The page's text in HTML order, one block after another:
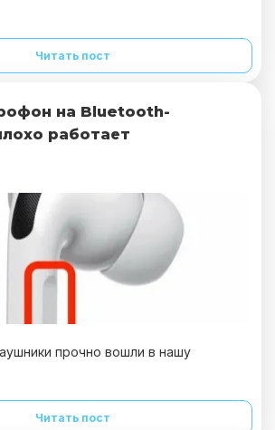
Читать пост
на Bluetooth-
работает
прочно вошли в нашу
Читать пост